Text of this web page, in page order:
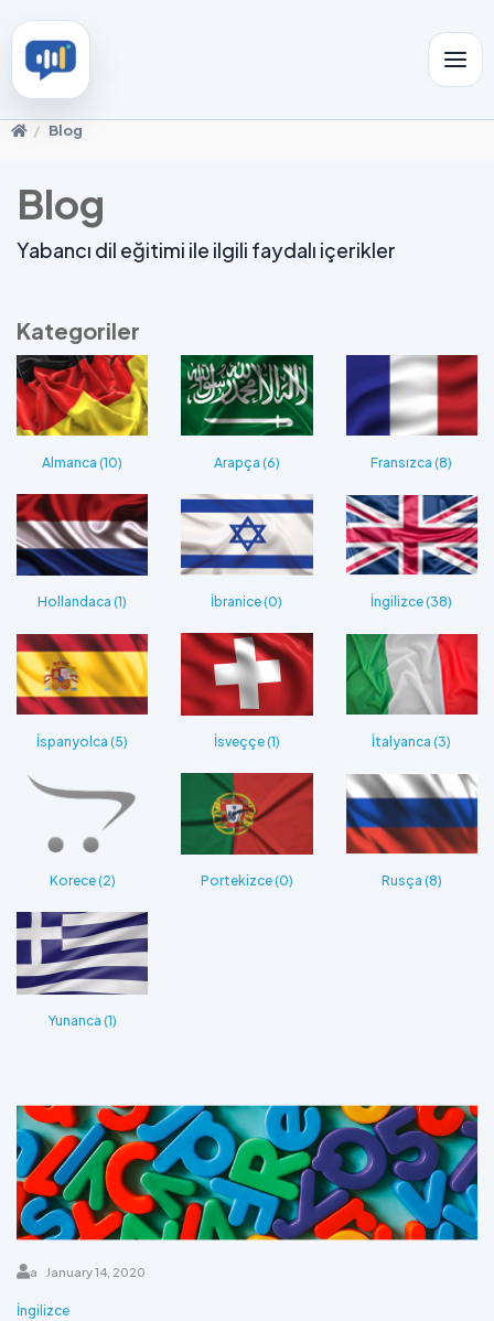
Blog
Blog
Yabancı dil eğitimi ile ilgili faydalı içerikler
Kategoriler
Almanca (10) Arapça (6) Fransızca (8)
Hollandaca (1) İbranice (0) İngilizce (38)
İspanyolca (5) İsveççe (1) İtalyanca (3)
Korece (2) Portekizce (0) Rusça (8)
Yunanca (1)
a January 14, 2020
İngilizce